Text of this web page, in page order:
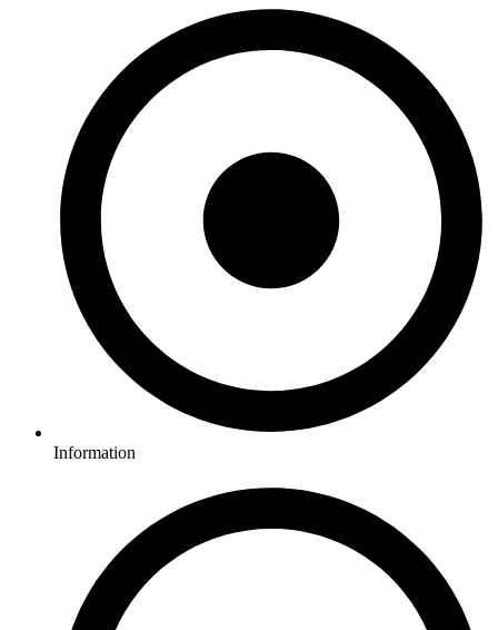
Information